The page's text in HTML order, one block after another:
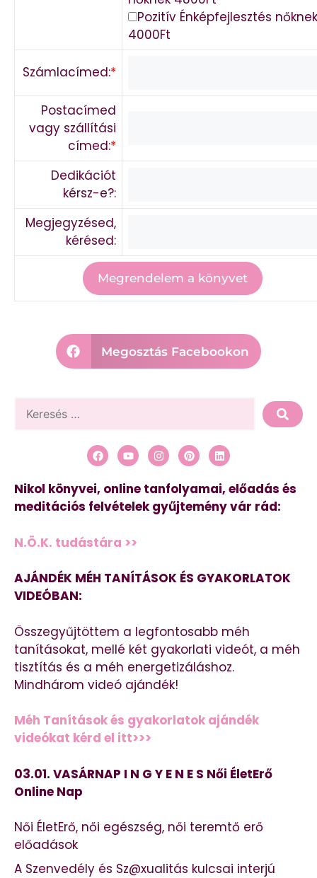
Pozitív Énképfejlesztés nőknek
4000Ft
Számlacímed:*
Postacímed
vagy szállítási
címed:*
Dedikációt
kérsz-e?:
Megjegyzésed,
kérésed:
Megosztás Facebookon
Nikol könyvei, online tanfolyamai, előadás és
meditációs felvételek gyűjtemény vár rád:
N.Ö.K. tudástára >>
AJÁNDÉK MÉH TANÍTÁSOK ÉS GYAKORLATOK
VIDEÓBAN:
Összegyűjtöttem a legfontosabb méh
tanításokat, mellé két gyakorlati videót, a méh
tisztítás és a méh energetizáláshoz.
Mindhárom videó ajándék!
Méh Tanítások és gyakorlatok ajándék
videókat kérd el itt>>>
03.01. VASÁRNAP I N G Y E N E S Női ÉletErő
Online Nap
Női ÉletErő, női egészség, női teremtő erő
előadások
A Szenvedély és Sz@xualitás kulcsai interjú